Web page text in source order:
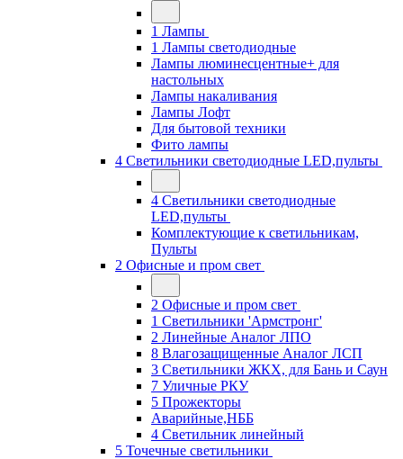
1 Лампы
1 Лампы светодиодные
Лампы люминесцентные+ для
настольных
Лампы накаливания
Лампы Лофт
Для бытовой техники
Фито лампы
4 Светильники светодиодные LED,пульты
4 Светильники светодиодные
LED,пульты
Комплектующие к светильникам,
Пульты
2 Офисные и пром свет
2 Офисные и пром свет
1 Светильники 'Армстронг'
2 Линейные Аналог ЛПО
8 Влагозащищенные Аналог ЛСП
3 Светильники ЖКХ, для Бань и Саун
7 Уличные РКУ
5 Прожекторы
Аварийные,НББ
4 Светильник линейный
5 Точечные светильники